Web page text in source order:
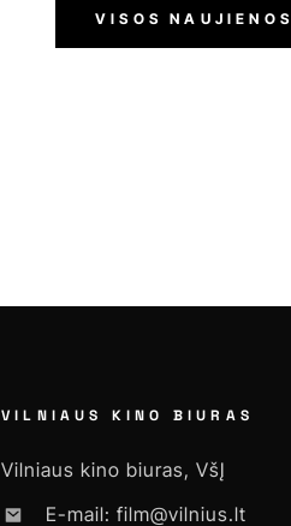
VISOS NAUJIENOS
VILNIAUS KINO BIURAS
Vilniaus kino biuras, VšĮ
E-mail: film@vilnius.lt